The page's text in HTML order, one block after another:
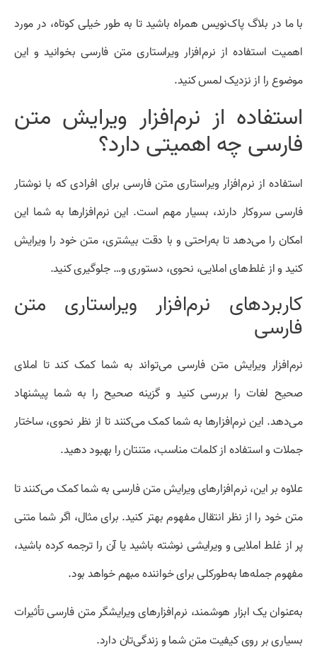
با ما در بلاگ پاک‌نویس همراه باشید تا به طور خیلی کوتاه، در مورد
اهمیت استفاده از نرم‌افزار ویراستاری متن فارسی بخوانید و این
موضوع را از نزدیک لمس کنید.
استفاده از نرم‌افزار ویرایش متن
فارسی چه اهمیتی دارد؟
استفاده از نرم‌افزار ویراستاری متن فارسی برای افرادی که با نوشتار
فارسی سروکار دارند، بسیار مهم است. این نرم‌افزارها به شما این
امکان را می‌دهد تا به‌راحتی و با دقت بیشتری، متن خود را ویرایش
کنید و از غلط‌های املایی، نحوی، دستوری و… جلوگیری کنید.
کاربردهای نرم‌افزار ویراستاری متن
فارسی
نرم‌افزار ویرایش متن فارسی می‌تواند به شما کمک کند تا املای
صحیح لغات را بررسی کنید و گزینه صحیح را به شما پیشنهاد
می‌دهد. این نرم‌افزارها به شما کمک می‌کنند تا از نظر نحوی، ساختار
جملات و استفاده از کلمات مناسب، متنتان را بهبود دهید.
علاوه بر این، نرم‌افزارهای ویرایش متن فارسی به شما کمک می‌کنند تا
متن خود را از نظر انتقال مفهوم بهتر کنید. برای مثال، اگر شما متنی
پر از غلط املایی و ویرایشی نوشته باشید یا آن را ترجمه کرده باشید،
مفهوم جمله‌ها به‌طورکلی برای خواننده مبهم خواهد بود.
به‌عنوان یک ابزار هوشمند، نرم‌افزارهای ویرایشگر متن فارسی تأثیرات
بسیاری بر روی کیفیت متن شما و زندگی‌تان دارد.